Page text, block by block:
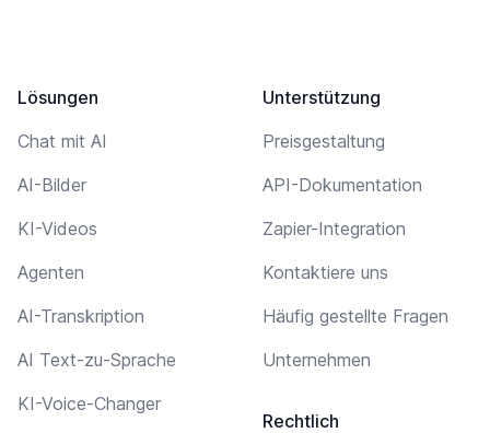
Lösungen
Chat mit AI
AI-Bilder
KI-Videos
Agenten
AI-Transkription
AI Text-zu-Sprache
KI-Voice-Changer
Unterstützung
Preisgestaltung
API-Dokumentation
Zapier-Integration
Kontaktiere uns
Häufig gestellte Fragen
Unternehmen
Rechtlich